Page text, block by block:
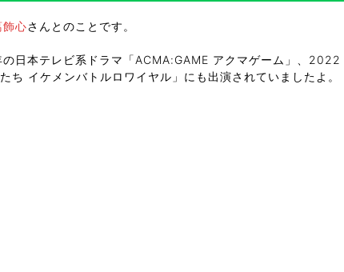
飾心さんとのことです。
日本テレビ系ドラマ「ACMA:GAME アクマゲーム」、2022
イケメンバトルロワイヤル」にも出演されていましたよ。